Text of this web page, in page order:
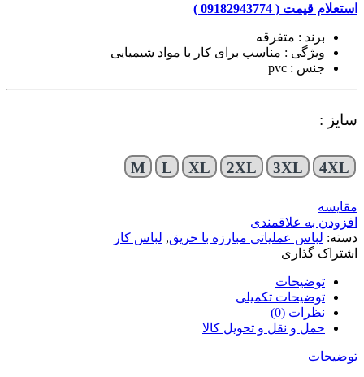
استعلام قیمت ( 09182943774 )
برند : متفرقه
ویژگی : مناسب برای کار با مواد شیمیایی
جنس : pvc
سایز :
M L XL 2XL 3XL 4XL
مقایسه
افزودن به علاقمندی
دسته: لباس عملیاتی مبارزه با حریق, لباس کار
اشتراک گذاری
توضیحات
توضیحات تکمیلی
نظرات (0)
حمل و نقل و تحویل کالا
توضیحات